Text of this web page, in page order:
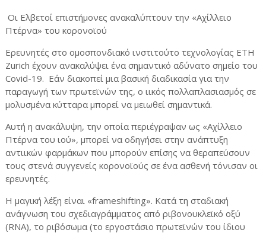
Οι Ελβετοί επιστήμονες ανακαλύπτουν την «Αχίλλειο
Πτέρνα» του κορονοϊού
Ερευνητές στο ομοσπονδιακό ινστιτούτο τεχνολογίας ETH
Zurich έχουν ανακαλύψει ένα σημαντικό αδύνατο σημείο του
Covid-19. Εάν διακοπεί μια βασική διαδικασία για την
παραγωγή των πρωτεϊνών της, ο ιικός πολλαπλασιασμός σε
μολυσμένα κύτταρα μπορεί να μειωθεί σημαντικά.
Αυτή η ανακάλυψη, την οποία περιέγραψαν ως «Αχίλλειο
Πτέρνα του ιού», μπορεί να οδηγήσει στην ανάπτυξη
αντιικών φαρμάκων που μπορούν επίσης να θεραπεύσουν
τους στενά συγγενείς κορονοϊούς σε ένα ασθενή τόνισαν οι
ερευνητές.
Η μαγική λέξη είναι «frameshifting». Κατά τη σταδιακή
ανάγνωση του σχεδιαγράμματος από ριβονουκλεϊκό οξύ
(RNA), το ριβόσωμα (το εργοστάσιο πρωτεϊνών του ίδιου